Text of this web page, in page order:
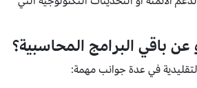
باقي البرامج المحاسبية؟
في عدة جوانب مهمة: